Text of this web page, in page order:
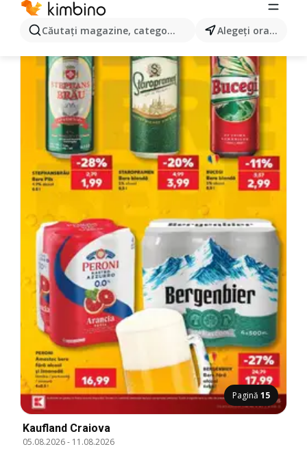
Căutaţi magazine, categorii, produse... Alegeţi oraşul
Pagină 15
Kaufland Craiova
05.08.2026- 11.08.2026